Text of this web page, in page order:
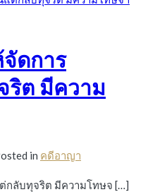
ดการ
ริต มีความ
in คดีอาญา
กลับทุจริต มีความโทษจ […]